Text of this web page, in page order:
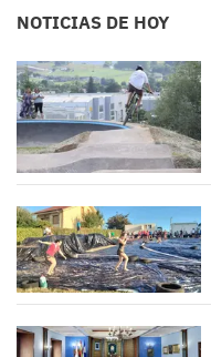
NOTICIAS DE HOY